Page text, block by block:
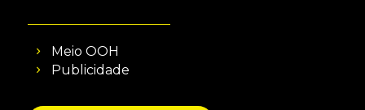
Meio OOH
Publicidade